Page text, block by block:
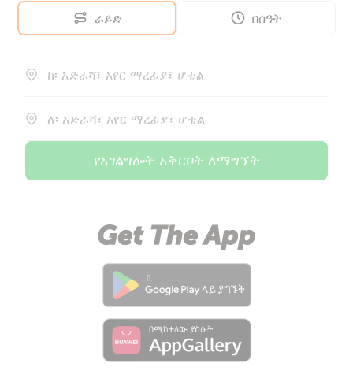
ራይድ በሰዓት
ከ፡ አድራሻ፣ አየር ማረፊያ፣ ሆቴል
ለ፡ አድራሻ፣ አየር ማረፊያ፣ ሆቴል
የአገልግሎት አቅርቦት ለማግኘት